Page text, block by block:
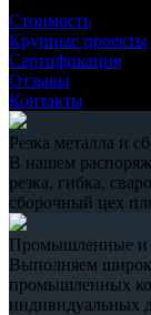
Стоимость
Крупные проекты
Сертификация
Отзывы
Контакты
Резка металла и
В нашем
резка, гибка,
сборочный цех
Промышленные и
Выполняем
промышленных
индивидуальных